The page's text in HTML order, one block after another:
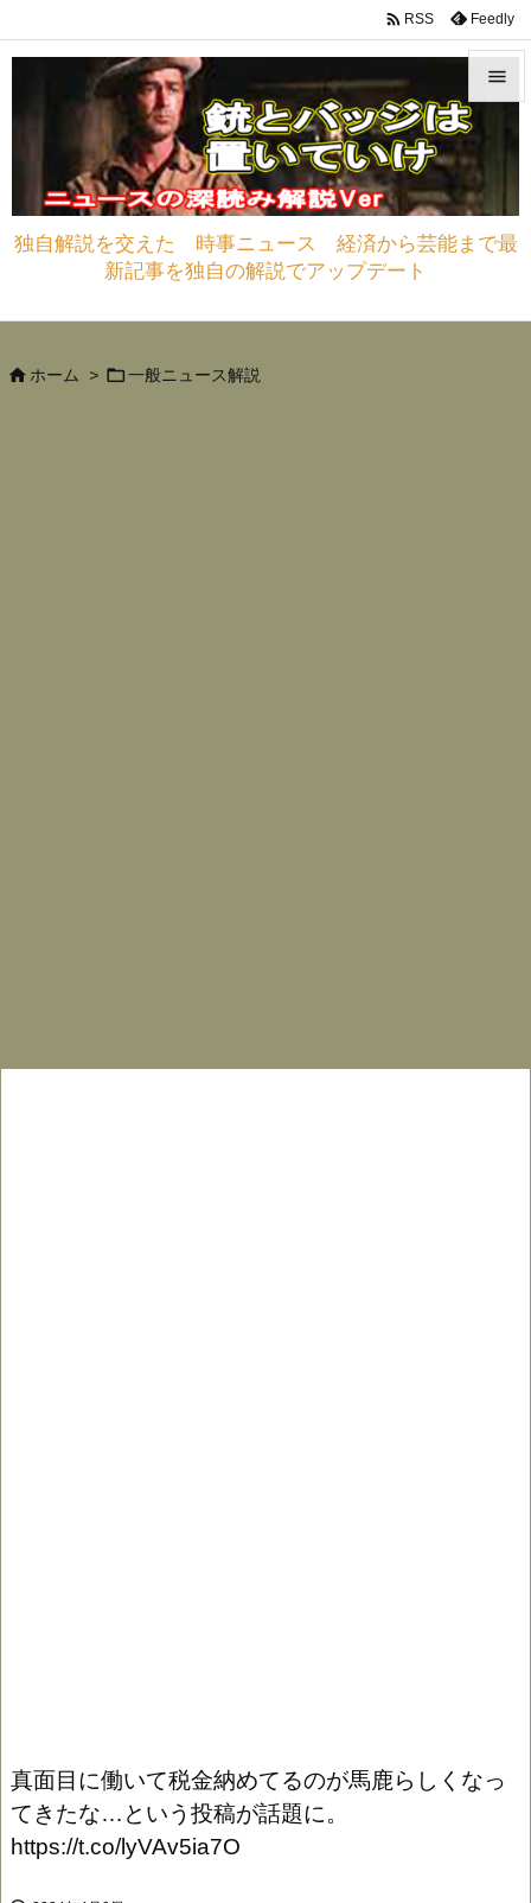
独自解説を交えた 時事ニュース 経済から芸能まで最
新記事を独自の解説でアップデート


サイド


 RSS Feedly
 ホーム >  一般ニュース解説
真面目に働いて税金納めてるのが馬鹿らしくなっ
てきたな…という投稿が話題に。
https://t.co/lyVAv5ia7O